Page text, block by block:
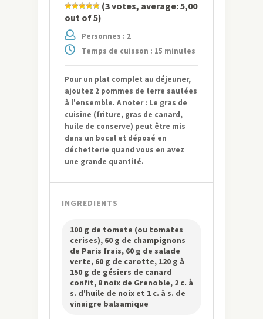
(3votes, average:5,00
out of 5)
Personnes : 2
Temps de cuisson : 15 minutes
Pour un plat complet au déjeuner,
ajoutez 2 pommes de terre sautées
à l'ensemble. A noter : Le gras de
cuisine (friture, gras de canard,
huile de conserve) peut être mis
dans un bocal et déposé en
déchetterie quand vous en avez
une grande quantité.
INGREDIENTS
100 g de tomate (ou tomates
cerises), 60 g de champignons
de Paris frais, 60 g de salade
verte, 60 g de carotte, 120 g à
150 g de gésiers de canard
confit, 8 noix de Grenoble, 2 c. à
s. d'huile de noix et 1 c. à s. de
vinaigre balsamique